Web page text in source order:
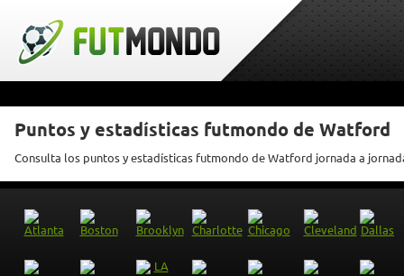
Puntos y estadísticas futmondo de Watford
Consulta los puntos y estadísticas futmondo de Watford jornada a